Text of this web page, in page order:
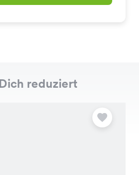
reduziert